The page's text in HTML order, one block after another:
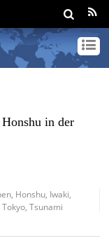
in der
Honshu Iwaki
,Tokyo ,Tsunami